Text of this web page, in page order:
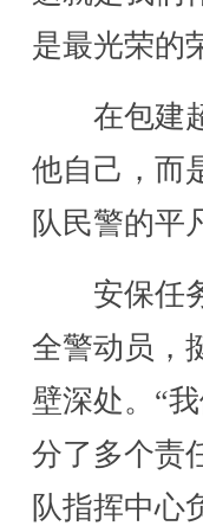
是最光荣的
在包建超
他自己，而
队民警的平
安保任务
全警动员，
壁深处。“
分了多个责
队指挥中心